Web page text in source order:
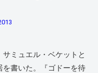
ミュエル・ベケットと
書いた。『ゴドーを待